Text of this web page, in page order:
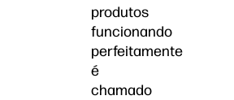
produtos
funcionando
perfeitamente
é
chamado